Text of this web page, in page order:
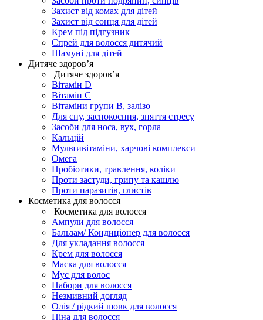
Захист від комах для дітей
Захист від сонця для дітей
Крем під підгузник
Спрей для волосся дитячий
Шамуні для дітей
Дитяче здоров’я
Дитяче здоров’я
Вітамін D
Вітамін С
Вітаміни групи В, залізо
Для сну, заспокоєння, зняття стресу
Засоби для носа, вух, горла
Кальцій
Мультивітаміни, харчові комплекси
Омега
Пробіотики, травлення, коліки
Проти застуди, грипу та кашлю
Проти паразитів, глистів
Косметика для волосся
Косметика для волосся
Ампули для волосся
Бальзам/ Кондиціонер для волосся
Для укладання волосся
Крем для волосся
Маска для волосся
Мус для волос
Набори для волосся
Незмивний догляд
Олія / рідкий шовк для волосся
Піна для волосся